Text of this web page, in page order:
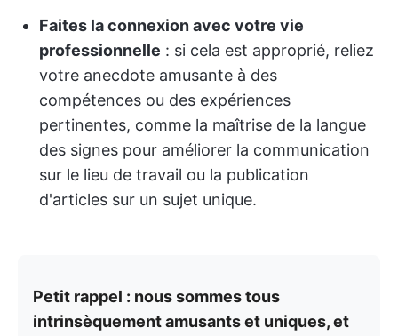
Faites la connexion avec votre vie
professionnelle : si cela est approprié, reliez
votre anecdote amusante à des
compétences ou des expériences
pertinentes, comme la maîtrise de la langue
des signes pour améliorer la communication
sur le lieu de travail ou la publication
d'articles sur un sujet unique.
Petit rappel : nous sommes tous
intrinsèquement amusants et uniques, et